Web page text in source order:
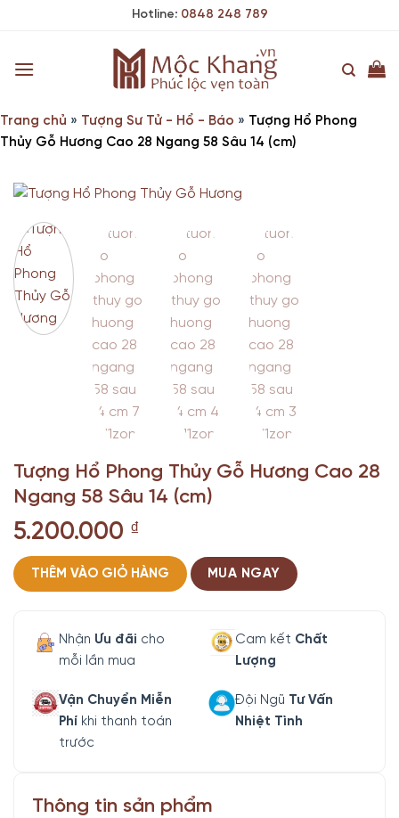
Hotline: 0848 248 789
Trang chủ » Tượng Sư Tử - Hổ - Báo » Tượng Hổ Phong
Thủy Gỗ Hương Cao 28 Ngang 58 Sâu 14 (cm)
Tượng Hổ Phong Thủy Gỗ Hương Cao 28
Ngang 58 Sâu 14 (cm)
5.200.000 ₫
THÊM VÀO GIỎ HÀNG MUA NGAY
Nhận Ưu đãi cho
mỗi lần mua
Cam kết Chất
Lượng
Vận Chuyển Miễn
Phí khi thanh toán
trước
Đội Ngũ Tư Vấn
Nhiệt Tình
Thông tin sản phẩm